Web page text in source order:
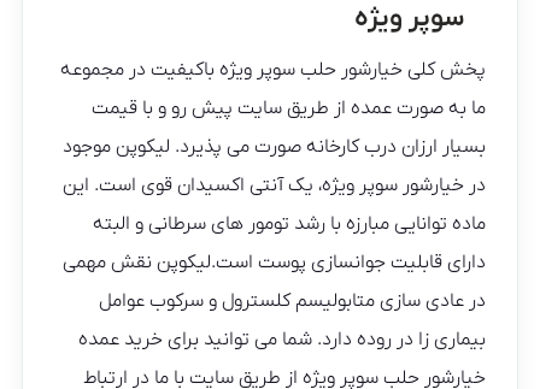
سوپر ویژه
پخش کلی خیارشور حلب سوپر ویژه باکیفیت در مجموعه
ما به صورت عمده از طریق سایت پیش رو و با قیمت
بسیار ارزان درب کارخانه صورت می پذیرد. لیکوپن موجود
در خیارشور سوپر ویژه، یک آنتی اکسیدان قوی است. این
ماده توانایی مبارزه با رشد تومور های سرطانی و البته
دارای قابلیت جوانسازی پوست است.لیکوپن نقش مهمی
در عادی سازی متابولیسم کلسترول و سرکوب عوامل
بیماری زا در روده دارد. شما می توانید برای خرید عمده
خیارشور حلب سوپر ویژه از طریق سایت با ما در ارتباط